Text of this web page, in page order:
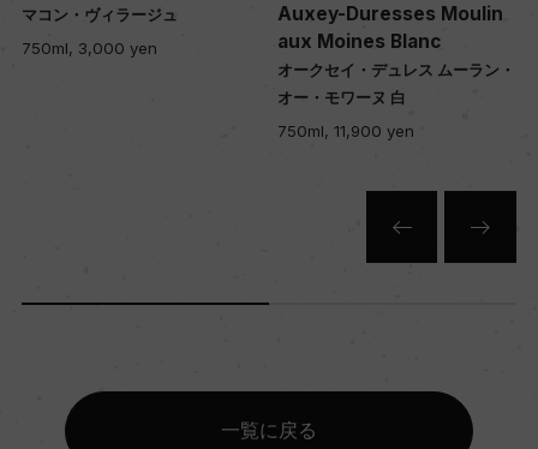
マコン・ヴィラージュ
750ml, 3,000 yen
Auxey-Duresses Moulin
aux Moines Blanc
オークセイ・デュレス ムーラン・
オー・モワーヌ 白
750ml, 11,900 yen
一覧に戻る